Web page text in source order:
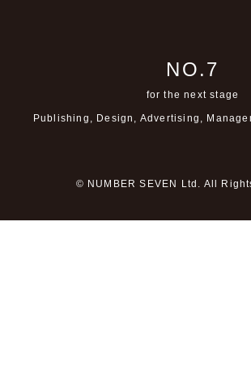
NO.7
for the next stage
Publishing, Design, Advertising,
© NUMBER SEVEN Ltd. All